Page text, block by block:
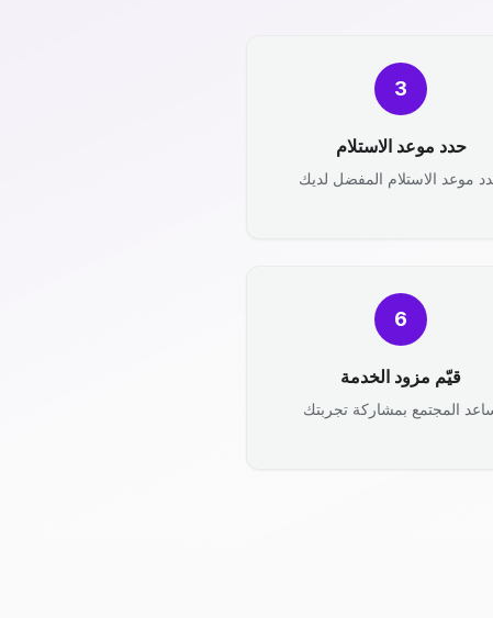
3
حدد موعد الاستلام
موعد الاستلام المفضل لديك
6
قيّم مزود الخدمة
المجتمع بمشاركة تجربتك